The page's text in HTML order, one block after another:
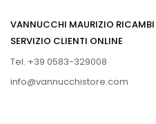
VANNUCCHI MAURIZIO
SERVIZIO CLIENTI ONLINE
Tel. +39 0583-329008
info@vannucchistore.com